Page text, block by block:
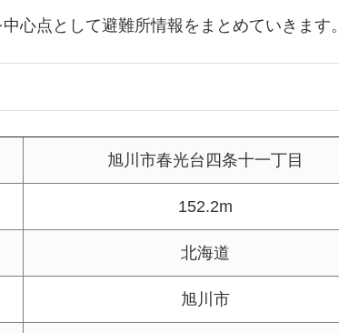
心点として避難所情報をまとめていきます。
旭川市春光台四条十一丁目
152.2m
北海道
旭川市